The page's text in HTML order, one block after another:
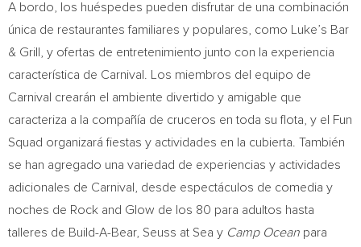
A bordo, los huéspedes pueden disfrutar de una combinación
única de restaurantes familiares y populares, como Luke’s Bar
& Grill, y ofertas de entretenimiento junto con la experiencia
característica de Carnival. Los miembros del equipo de
Carnival crearán el ambiente divertido y amigable que
caracteriza a la compañía de cruceros en toda su flota, y el Fun
Squad organizará fiestas y actividades en la cubierta. También
se han agregado una variedad de experiencias y actividades
adicionales de Carnival, desde espectáculos de comedia y
noches de Rock and Glow de los 80 para adultos hasta
talleres de Build-A-Bear, Seuss at Sea y Camp Ocean para